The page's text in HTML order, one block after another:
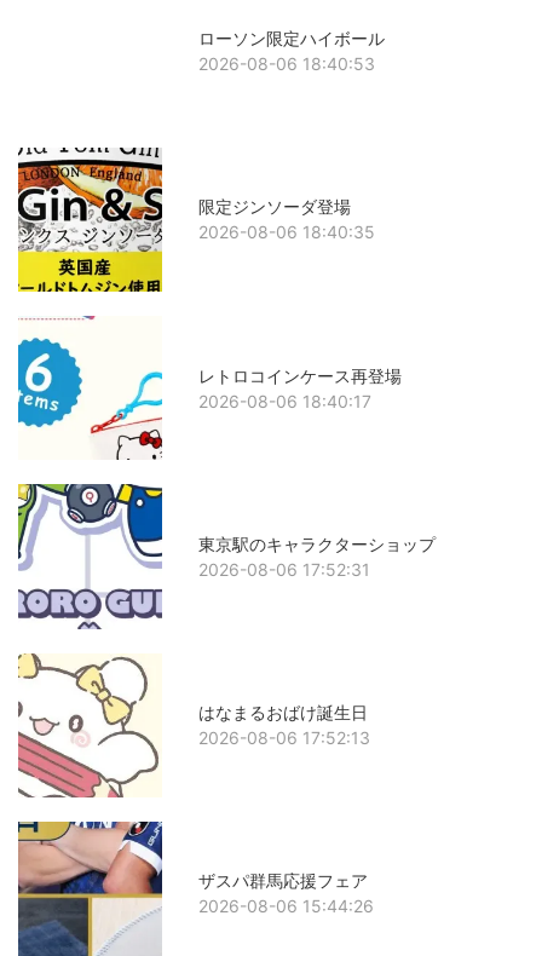
ローソン限定ハイボール
2026-08-06 18:40:53
限定ジンソーダ登場
2026-08-06 18:40:35
レトロコインケース再登場
2026-08-06 18:40:17
東京駅のキャラクターショップ
2026-08-06 17:52:31
はなまるおばけ誕生日
2026-08-06 17:52:13
ザスパ群馬応援フェア
2026-08-06 15:44:26